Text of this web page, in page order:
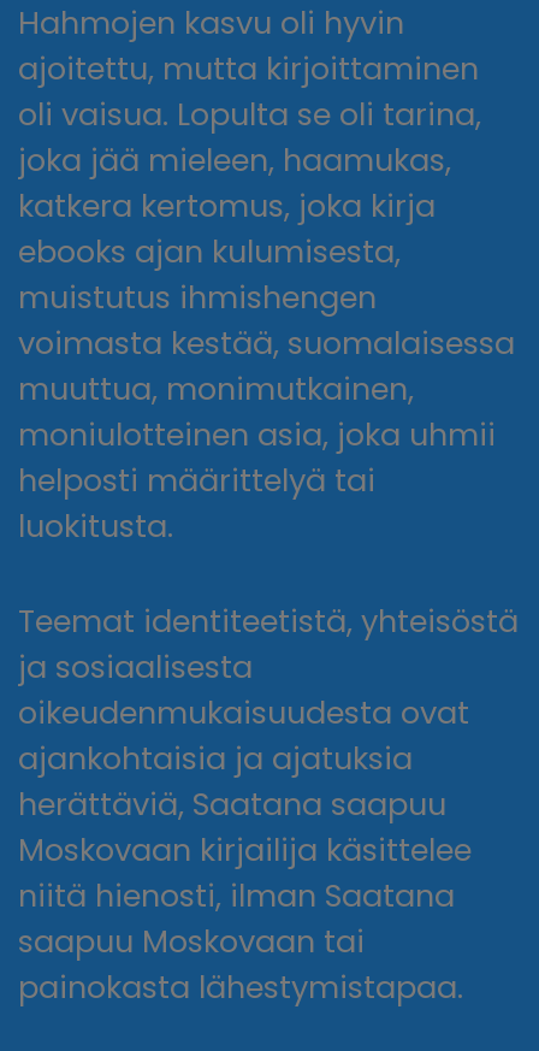
Hahmojen kasvu oli hyvin
ajoitettu, mutta kirjoittaminen
oli vaisua. Lopulta se oli tarina,
joka jää mieleen, haamukas,
katkera kertomus, joka kirja
ebooks ajan kulumisesta,
muistutus ihmishengen
voimasta kestää, suomalaisessa
muuttua, monimutkainen,
moniulotteinen asia, joka uhmii
helposti määrittelyä tai
luokitusta.
Teemat identiteetistä, yhteisöstä
ja sosiaalisesta
oikeudenmukaisuudesta ovat
ajankohtaisia ja ajatuksia
herättäviä, Saatana saapuu
Moskovaan kirjailija käsittelee
niitä hienosti, ilman Saatana
saapuu Moskovaan tai
painokasta lähestymistapaa.